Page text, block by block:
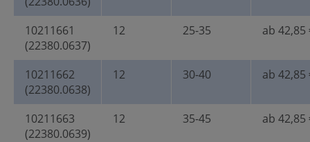
10211661
(22380.0637)
12 25-35 ab 42,85
10211662
(22380.0638)
12 30-40 ab 42,85
10211663
(22380.0639)
12 35-45 ab 42,85